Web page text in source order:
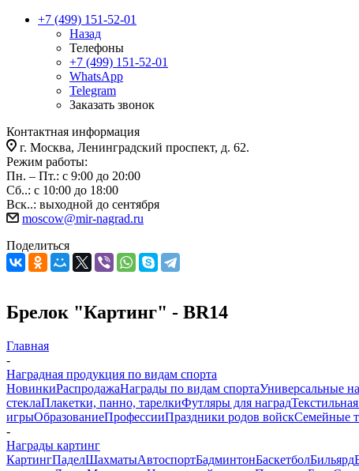
+7 (499) 151-52-01
Назад
Телефоны
+7 (499) 151-52-01
WhatsApp
Telegram
Заказать звонок
Контактная информация
г. Москва, Ленинградский проспект, д. 62.
Режим работы:
Пн. – Пт.: с 9:00 до 20:00
Сб..: с 10:00 до 18:00
Вск..: выходной до сентября
moscow@mir-nagrad.ru
Поделиться
Брелок "Картинг" - BR14
Главная
-
Наградная продукция по видам спорта
НовинкиРаспродажаНаграды по видам спортаУниверсальные
стеклаПлакетки, панно, тарелкиФутляры для наград
игрыОбразованиеПрофессииПраздники родов войскСемейные
-
Награды картинг
КартингПаделШахматыАвтоспортБадминтонБаскетболБильярд